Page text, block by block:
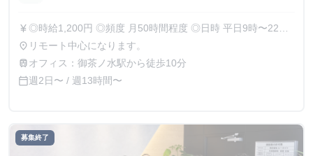
currency_yen ◎時給1,200円 ◎頻度 月50時間程度 ◎日時 平日9時〜22時
の中からタイムフレックスで柔軟に勤務可 ◎期間 最低6ヶ月
間から勤務可能です。（相談可） フレックス勤務で、かつ
す。 授業の合間の数時間を活用したり、授業終了後の夜の
ができます。
place リモート中心になります。
train オフィス：御茶ノ水駅から徒歩10分
calendar_today週2日〜 / 週13時間〜
募集終了